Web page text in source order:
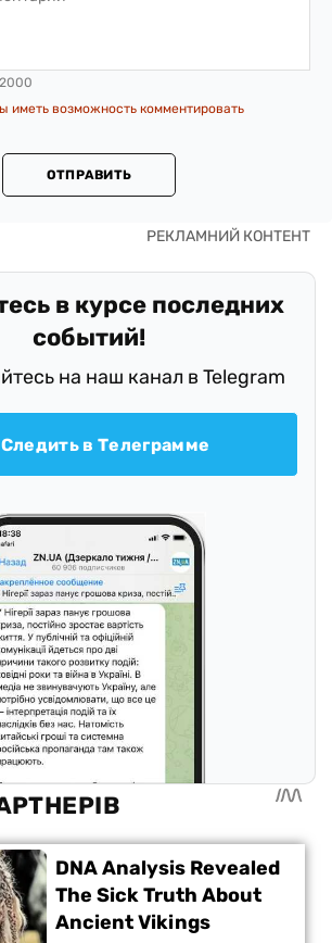
2000
иметь возможность комментировать
ОТПРАВИТЬ
в курсе последних
событий!
на наш канал в Telegram
Следить в Телеграмме